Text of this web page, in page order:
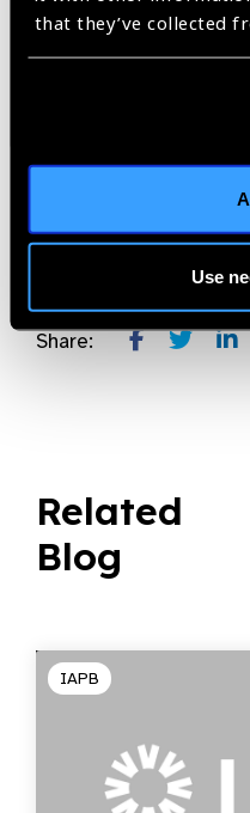
that they’ve collected
Use
To close the meeting, Dr.
President of the Pan-
(PAAO), praised the fact
taking place at the Pan-
Colombia, Latin
Share:
Related
Blog
IAPB